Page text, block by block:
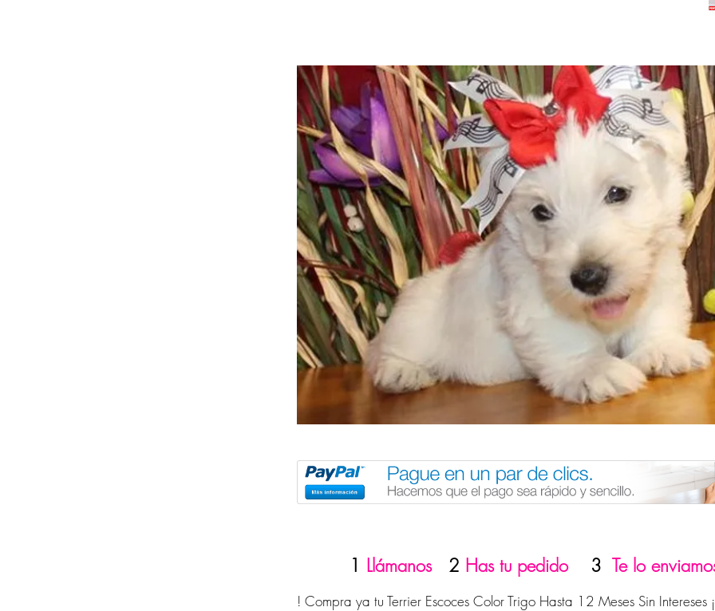
1 Llámanos 2 Has tu pedido3 Te lo
! Compra ya tu Terrier Escoces Color Trigo Hasta 12 Meses Sin Intereses